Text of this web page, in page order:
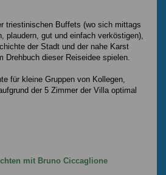
triestinischen Buffets (wo sich mittags
plaudern, gut und einfach verköstigen),
der Stadt und der nahe Karst
Drehbuch dieser Reiseidee spielen.
für kleine Gruppen von Kollegen,
der 5 Zimmer der Villa optimal
mit Bruno Ciccaglione